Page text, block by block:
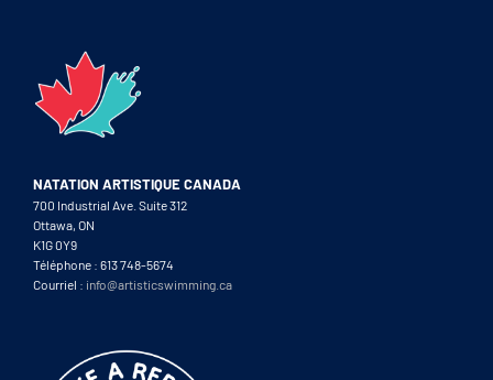
NATATION ARTISTIQUE CANADA
700 Industrial Ave. Suite 312
Ottawa, ON
K1G 0Y9
Téléphone : 613 748-5674
Courriel : info@artisticswimming.ca